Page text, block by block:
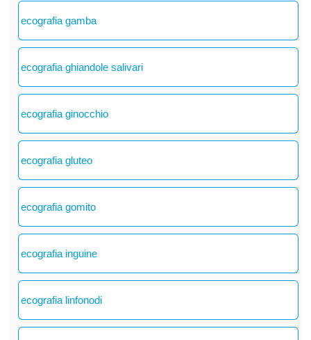
ecografia gamba
ecografia ghiandole salivari
ecografia ginocchio
ecografia gluteo
ecografia gomito
ecografia inguine
ecografia linfonodi